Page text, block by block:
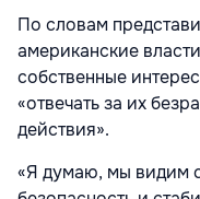
По словам
американские
собственные
«отвечать за их
действия».
«Я думаю, мы видим